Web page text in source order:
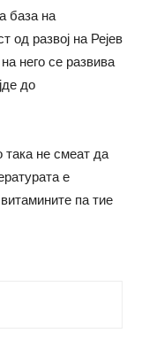
база на
од развој на Рејев
него се развива
до
така не смеат да
е
па тие